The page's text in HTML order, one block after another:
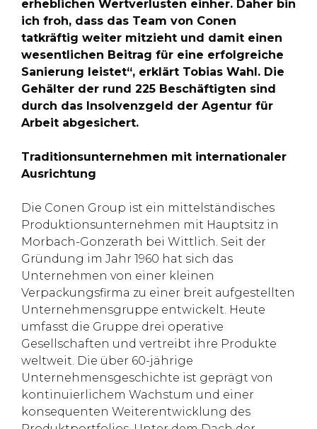
erheblichen Wertverlusten einher. Daher bin
ich froh, dass das Team von Conen
tatkräftig weiter mitzieht und damit einen
wesentlichen Beitrag für eine erfolgreiche
Sanierung leistet“, erklärt Tobias Wahl. Die
Gehälter der rund 225 Beschäftigten sind
durch das Insolvenzgeld der Agentur für
Arbeit abgesichert.
Traditionsunternehmen mit internationaler
Ausrichtung
Die Conen Group ist ein mittelständisches
Produktionsunternehmen mit Hauptsitz in
Morbach-Gonzerath bei Wittlich. Seit der
Gründung im Jahr 1960 hat sich das
Unternehmen von einer kleinen
Verpackungsfirma zu einer breit aufgestellten
Unternehmensgruppe entwickelt. Heute
umfasst die Gruppe drei operative
Gesellschaften und vertreibt ihre Produkte
weltweit. Die über 60-jährige
Unternehmensgeschichte ist geprägt von
kontinuierlichem Wachstum und einer
konsequenten Weiterentwicklung des